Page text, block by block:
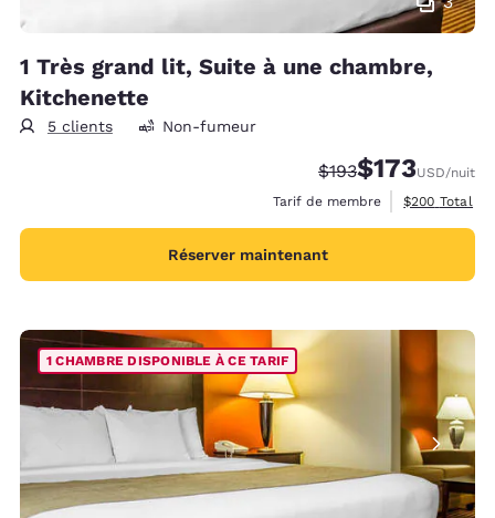
1 Très grand lit, Suite à une chambre,
Kitchenette
5 clients Non-fumeur
Tarif barré :
$193Tarif réduit :
$173USD/nuit
Tarif de membre
Afficher les
$200 Total
Réserver maintenant
1 CHAMBRE DISPONIBLE À CE TARIF